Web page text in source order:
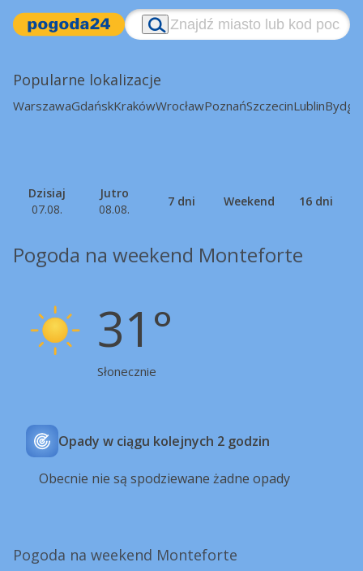
Popularne lokalizacje
WarszawaGdańskKrakówWrocławPoznańSzczecinLublin
Dzisiaj
07.08.
Jutro
08.08.
7 dni Weekend 16 dni
Pogoda na weekend Monteforte
31°
Słonecznie
Opady w ciągu kolejnych 2 godzin
Obecnie nie są spodziewane żadne opady
Pogoda na weekend Monteforte